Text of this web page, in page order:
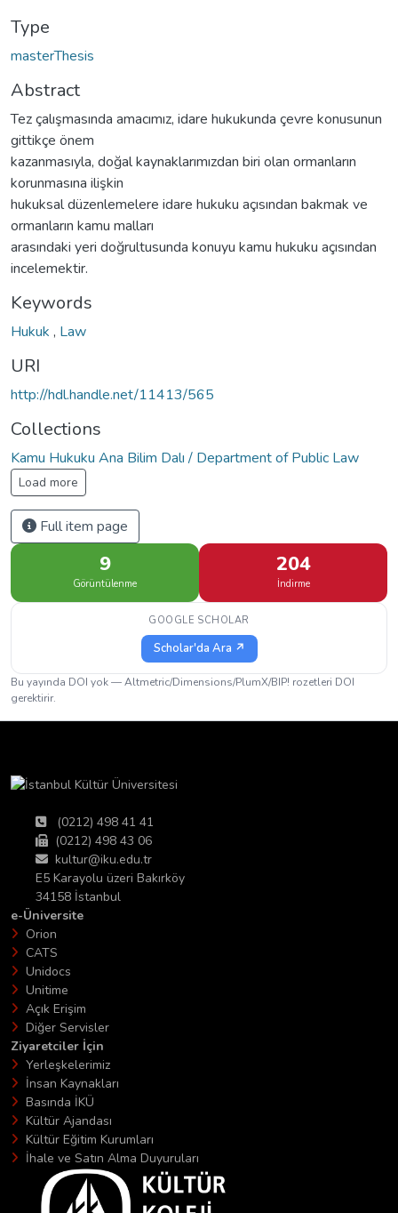
Type
masterThesis
Abstract
Tez çalışmasında amacımız, idare hukukunda çevre konusunun
gittikçe önem
kazanmasıyla, doğal kaynaklarımızdan biri olan ormanların
korunmasına ilişkin
hukuksal düzenlemelere idare hukuku açısından bakmak ve
ormanların kamu malları
arasındaki yeri doğrultusunda konuyu kamu hukuku açısından
incelemektir.
Keywords
Hukuk , Law
URI
http://hdl.handle.net/11413/565
Collections
Kamu Hukuku Ana Bilim Dalı / Department of Public Law
Load more
Full item page
9
Görüntülenme
204
İndirme
GOOGLE SCHOLAR
Scholar'da Ara ↗
Bu yayında DOI yok — Altmetric/Dimensions/PlumX/BIP! rozetleri DOI
gerektirir.
(0212) 498 41 41
(0212) 498 43 06
kultur@iku.edu.tr
E5 Karayolu üzeri Bakırköy
34158 İstanbul
e-Üniversite
Orion
CATS
Unidocs
Unitime
Açık Erişim
Diğer Servisler
Ziyaretciler İçin
Yerleşkelerimiz
İnsan Kaynakları
Basında İKÜ
Kültür Ajandası
Kültür Eğitim Kurumları
İhale ve Satın Alma Duyuruları